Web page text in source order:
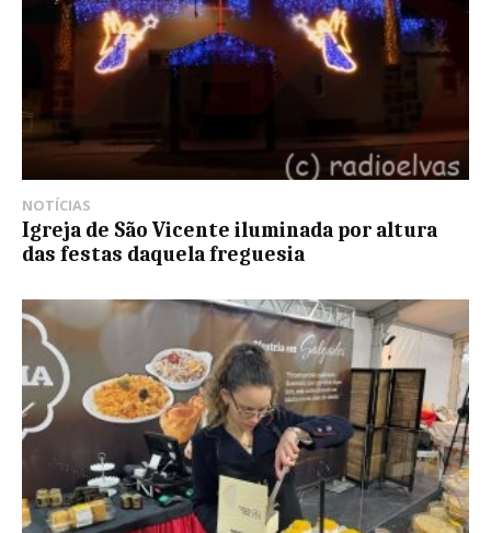
NOTÍCIAS
Igreja de São Vicente iluminada por altura
das festas daquela freguesia